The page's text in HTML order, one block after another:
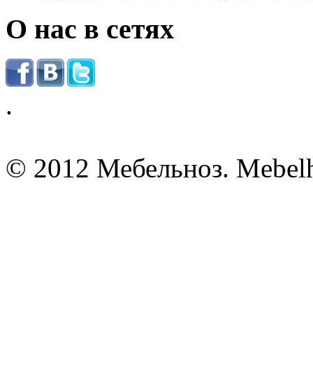
О нас в сетях
.
© 2012 Мебельноз.